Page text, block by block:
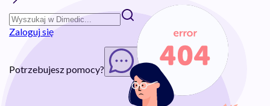
Zaloguj się
Potrzebujesz pomocy? Rozpocznij chat